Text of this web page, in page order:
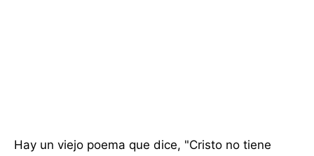
Hay un viejo poema que dice, "Cristo no tiene